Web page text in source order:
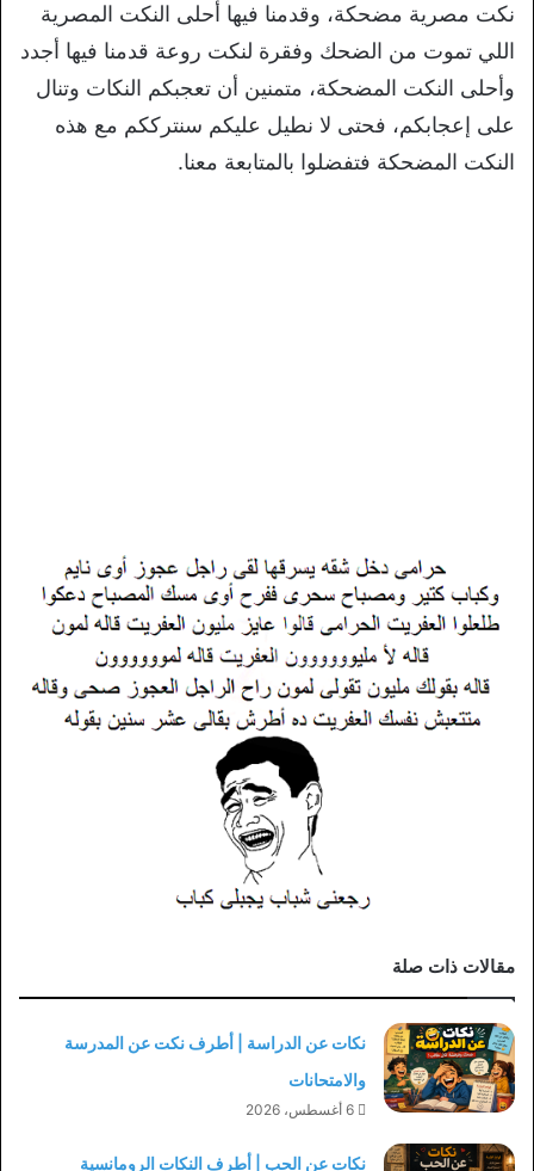
نكت مصرية مضحكة، وقدمنا فيها أحلى النكت المصرية
اللي تموت من الضحك وفقرة لنكت روعة قدمنا فيها أجدد
وأحلى النكت المضحكة، متمنين أن تعجبكم النكات وتنال
على إعجابكم، فحتى لا نطيل عليكم سنترككم مع هذه
النكت المضحكة فتفضلوا بالمتابعة معنا.
مقالات ذات صلة
نكات عن الدراسة | أطرف نكت عن المدرسة
والامتحانات
6 أغسطس، 2026
نكات عن الحب | أطرف النكات الرومانسية